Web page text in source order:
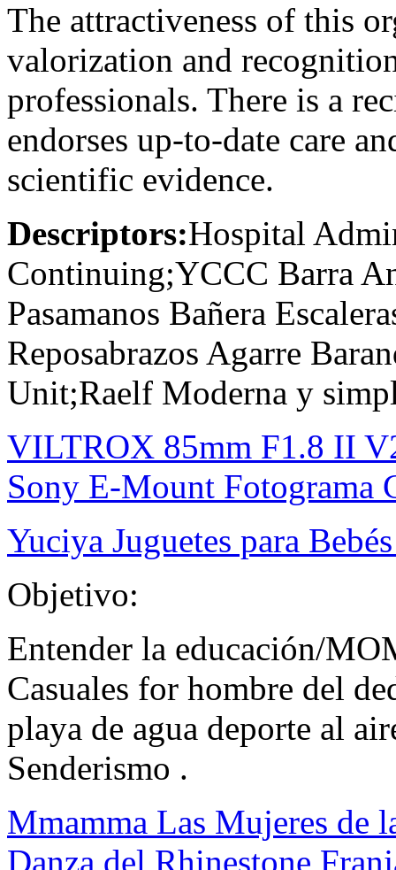
The attractiveness of this
valorization and
professionals. There is a
endorses up-to-date care
scientific evidence.
Descriptors:Hospital
Continuing;YCCC Barra
Pasamanos Bañera
Reposabrazos Agarre
Unit;Raelf Moderna y
VILTROX 85mm F1.8 II
Sony E-Mount Fotograma
Yuciya Juguetes para
Objetivo:
Entender la educación/
Casuales for hombre del
playa de agua deporte al
Senderismo .
Mmamma Las Mujeres de
Danza del Rhinestone